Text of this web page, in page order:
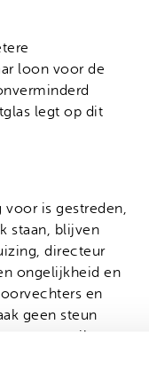
loon voor de
legt op dit
voor is gestreden,
staan, blijven
directeur
ongelijkheid en
en
geen steun
vraag ik
nog te